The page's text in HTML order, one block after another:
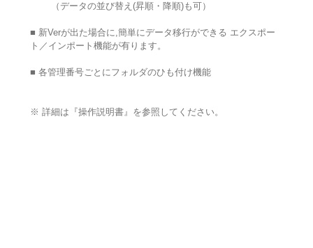
（データの並び替え(昇順・降順)も可）
■ 新Verが出た場合に,簡単にデータ移行ができる エクスポー
ト／インポート機能が有ります。
■ 各管理番号ごとにフォルダのひも付け機能
※ 詳細は『操作説明書』を参照してください。